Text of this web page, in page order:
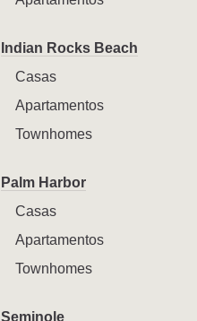
Indian Rocks Beach
Casas
Apartamentos
Townhomes
Palm Harbor
Casas
Apartamentos
Townhomes
Seminole